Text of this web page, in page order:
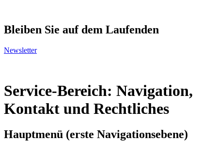
Bleiben Sie auf dem Laufenden
Newsletter
Service-Bereich: Navigation,
Kontakt und Rechtliches
Hauptmenü (erste Navigationsebene)